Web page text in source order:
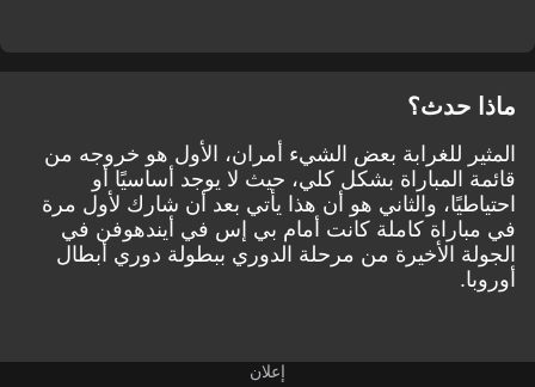
ماذا حدث؟
المثير للغرابة بعض الشيء أمران، الأول هو خروجه من
قائمة المباراة بشكل كلي، حيث لا يوجد أساسيًا أو
احتياطيًا، والثاني هو أن هذا يأتي بعد أن شارك لأول مرة
في مباراة كاملة كانت أمام بي إس في أيندهوفن في
الجولة الأخيرة من مرحلة الدوري ببطولة دوري أبطال
أوروبا.
إعلان